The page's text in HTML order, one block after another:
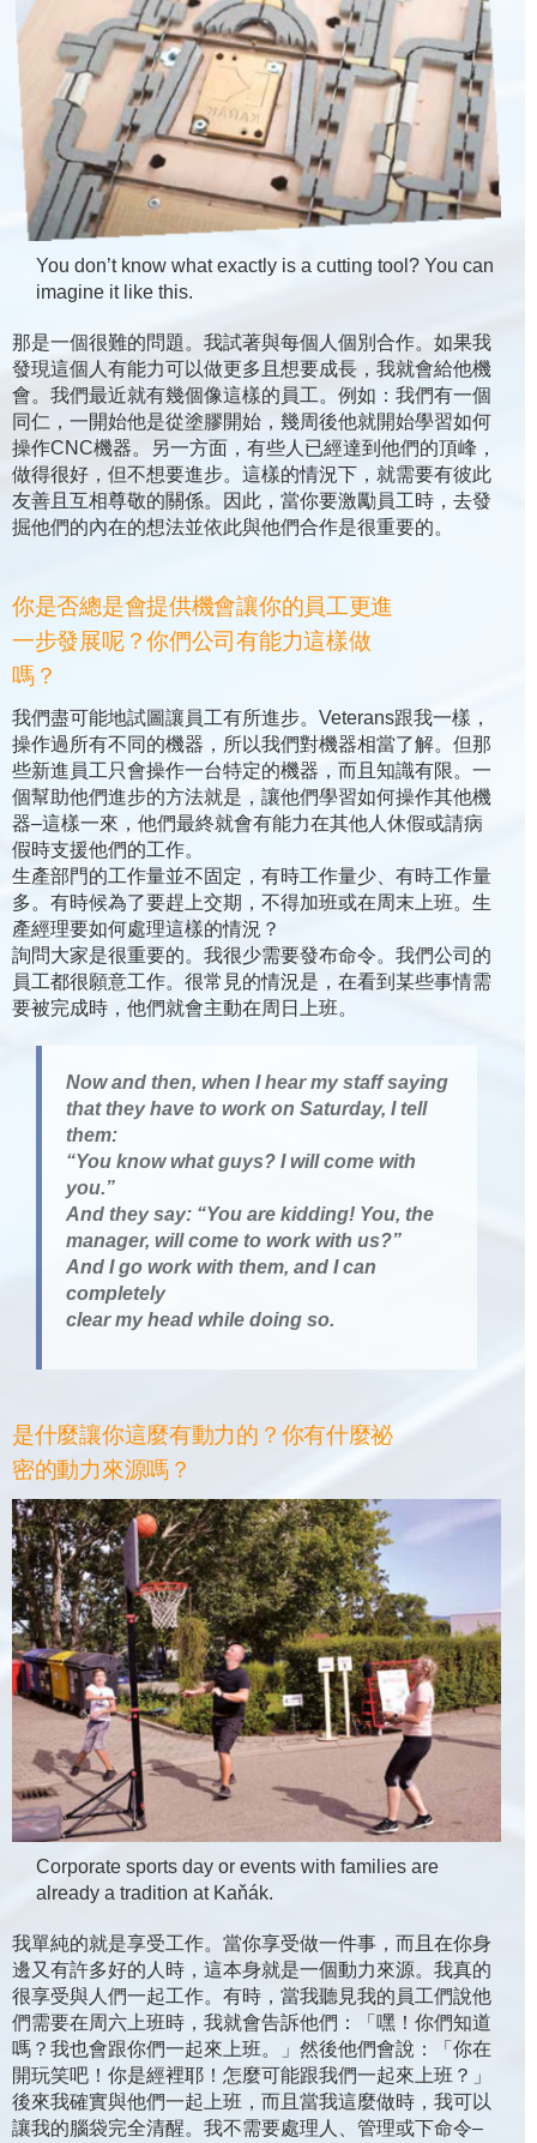
You don’t know what exactly is a cutting tool? You can
imagine it like this.
那是一個很難的問題。我試著與每個人個別合作。如果我
發現這個人有能力可以做更多且想要成長，我就會給他機
會。我們最近就有幾個像這樣的員工。例如：我們有一個
同仁，一開始他是從塗膠開始，幾周後他就開始學習如何
操作CNC機器。另一方面，有些人已經達到他們的頂峰，
做得很好，但不想要進步。這樣的情況下，就需要有彼此
友善且互相尊敬的關係。因此，當你要激勵員工時，去發
掘他們的內在的想法並依此與他們合作是很重要的。
你是否總是會提供機會讓你的員工更進
一步發展呢？你們公司有能力這樣做
嗎？
我們盡可能地試圖讓員工有所進步。Veterans跟我一樣，
操作過所有不同的機器，所以我們對機器相當了解。但那
些新進員工只會操作一台特定的機器，而且知識有限。一
個幫助他們進步的方法就是，讓他們學習如何操作其他機
器–這樣一來，他們最終就會有能力在其他人休假或請病
假時支援他們的工作。
生產部門的工作量並不固定，有時工作量少、有時工作量
多。有時候為了要趕上交期，不得加班或在周末上班。生
產經理要如何處理這樣的情況？
詢問大家是很重要的。我很少需要發布命令。我們公司的
員工都很願意工作。很常見的情況是，在看到某些事情需
要被完成時，他們就會主動在周日上班。
Now and then, when I hear my staff saying
that they have to work on Saturday, I tell
them:
“You know what guys? I will come with
you.”
And they say: “You are kidding! You, the
manager, will come to work with us?”
And I go work with them, and I can
completely
clear my head while doing so.
是什麼讓你這麼有動力的？你有什麼祕
密的動力來源嗎？
Corporate sports day or events with families are
already a tradition at Kaňák.
我單純的就是享受工作。當你享受做一件事，而且在你身
邊又有許多好的人時，這本身就是一個動力來源。我真的
很享受與人們一起工作。有時，當我聽見我的員工們說他
們需要在周六上班時，我就會告訴他們：「嘿！你們知道
嗎？我也會跟你們一起來上班。」然後他們會說：「你在
開玩笑吧！你是經裡耶！怎麼可能跟我們一起來上班？」
後來我確實與他們一起上班，而且當我這麼做時，我可以
讓我的腦袋完全清醒。我不需要處理人、管理或下命令–